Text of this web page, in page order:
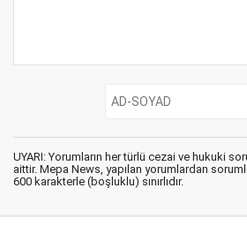
UYARI: Yorumların her türlü cezai ve hukuki
aittir. Mepa News, yapılan yorumlardan
600 karakterle (boşluklu) sınırlıdır.